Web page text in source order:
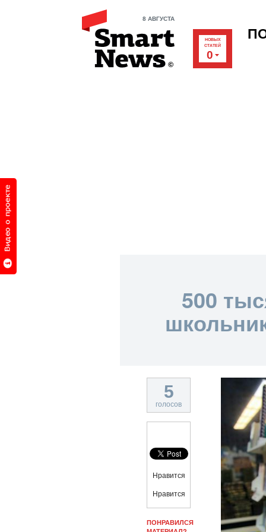
8 АВГУСТА
НОВЫХ
СТАТЕЙ
0
500
5
голосов
Нравится
Нравится
ПОНРАВИЛСЯ